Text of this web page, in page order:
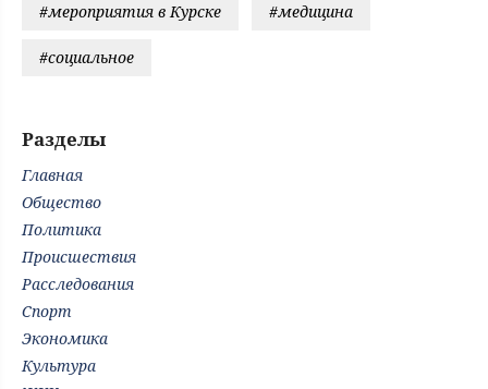
#мероприятия в Курске #медицина
#социальное
Разделы
Главная
Общество
Политика
Происшествия
Расследования
Спорт
Экономика
Культура